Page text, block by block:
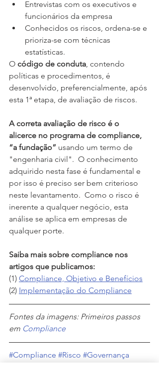
Entrevistas com os executivos e
funcionários da empresa
Conhecidos os riscos, ordena-se e
prioriza-se com técnicas
estatísticas.
O código de conduta , contendo
políticas e procedimentos, é
desenvolvido, preferencialmente, após
esta 1ª etapa, de avaliação de riscos.
A correta avaliação de risco é o
alicerce no programa de compliance,
“a fundação” usando um termo de
"engenharia civil".  O conhecimento
adquirido nesta fase é fundamental e
por isso é preciso ser bem criterioso
neste levantamento.  Como o risco é
inerente a qualquer negócio, esta
análise se aplica em empresas de
qualquer porte.
Saiba mais sobre compliance nos
artigos que publicamos:
(1) Compliance, Objetivo e Benefícios
(2) Implementação do Compliance
Fontes da imagens: Primeiros passos
em Compliance
#Compliance #Risco #Governança